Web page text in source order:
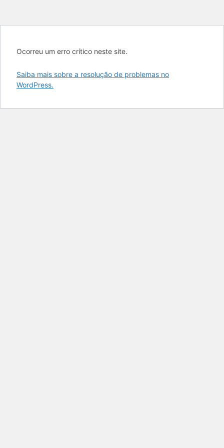
Ocorreu um erro crítico neste site.
Saiba mais sobre a resolução de problemas no
WordPress.